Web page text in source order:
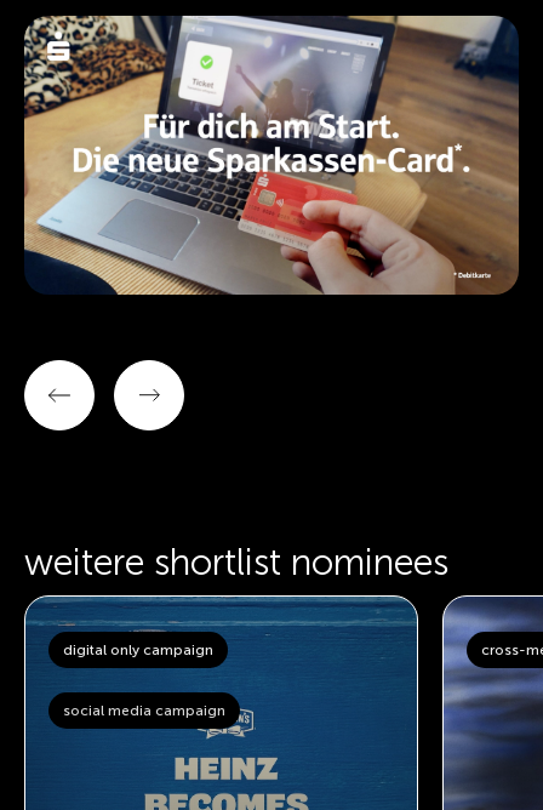
weitere shortlist nominees
digital only campaign
social media campaign
cross-